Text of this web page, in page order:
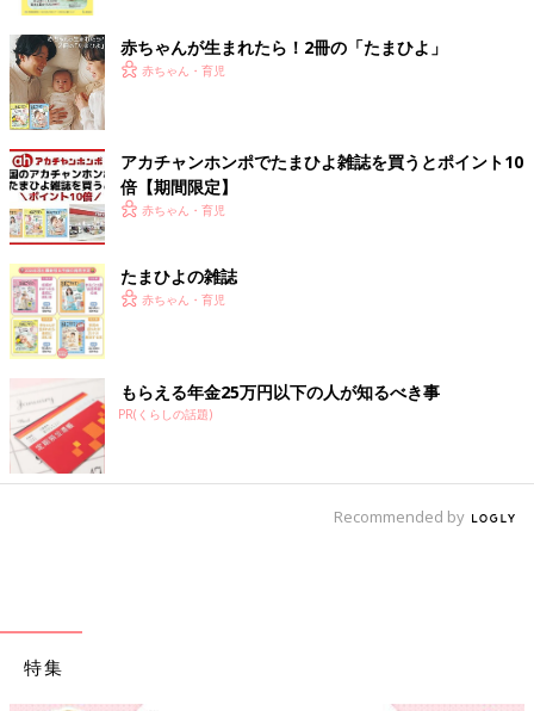
独自のルールも必要？ おもちゃを買うベストタイ
ミング
おもちゃは増えすぎると、管理が難しくなりがち。でんちゃん先
生は「おもちゃに対する気持ちが薄れてしまうので、誕生日とク
リスマスなど、買うタイミングを決めたほうがいいと思います。
でも、折り紙やクレヨンなどの消耗品は、どんどん使って買って
他にも、「欲しかったんだね」「わかる！ ママも欲しい!!」と
赤ちゃんが生まれたら！2冊の「たまひよ」
赤ちゃん・育児
アカチャンホンポでたまひよ雑誌を買うとポイント10
倍【期間限定】
赤ちゃん・育児
たまひよの雑誌
赤ちゃん・育児
もらえる年金25万円以下の人が知るべき事
PR(くらしの話題)
Recommended by
特集